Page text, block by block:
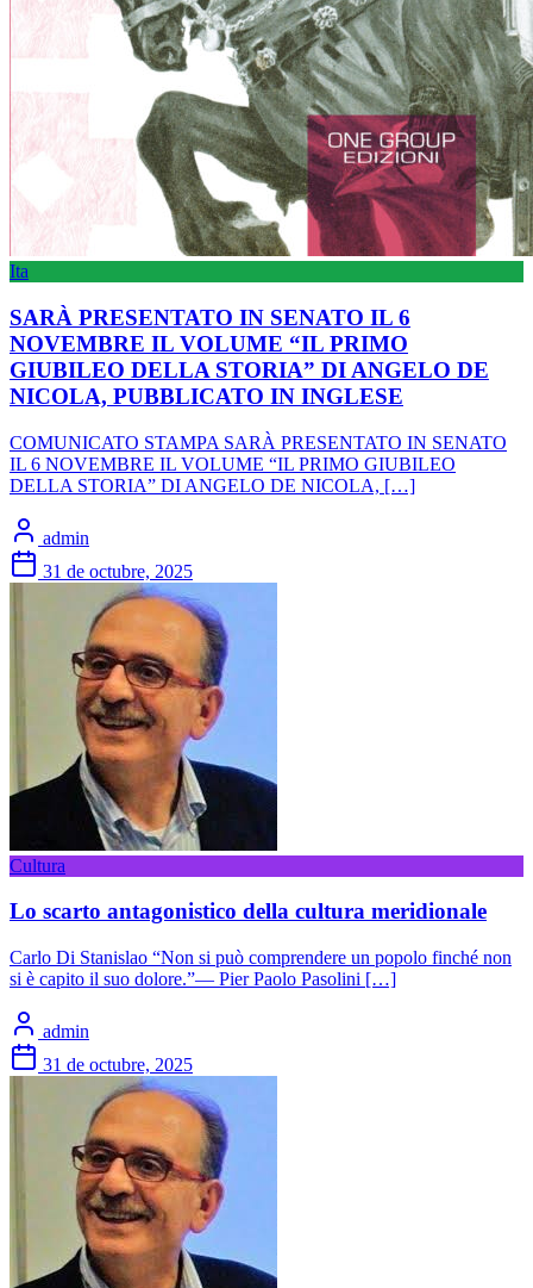
Ita
SARÀ PRESENTATO IN SENATO IL 6
NOVEMBRE IL VOLUME “IL PRIMO
GIUBILEO DELLA STORIA” DI ANGELO DE
NICOLA, PUBBLICATO IN INGLESE
COMUNICATO STAMPA SARÀ PRESENTATO IN SENATO
IL 6 NOVEMBRE IL VOLUME “IL PRIMO GIUBILEO
DELLA STORIA” DI ANGELO DE NICOLA, […]
admin
31 de octubre, 2025
Cultura
Lo scarto antagonistico della cultura meridionale
Carlo Di Stanislao “Non si può comprendere un popolo finché non
si è capito il suo dolore.”— Pier Paolo Pasolini […]
admin
31 de octubre, 2025